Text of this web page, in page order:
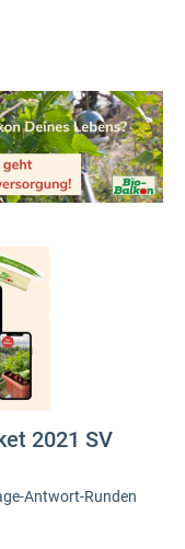
2021 SV
Antwort-Runden